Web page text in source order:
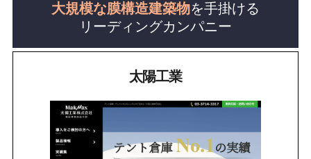
大規模な膜構造建築物を手掛ける
リーディングカンパニー
太陽工業